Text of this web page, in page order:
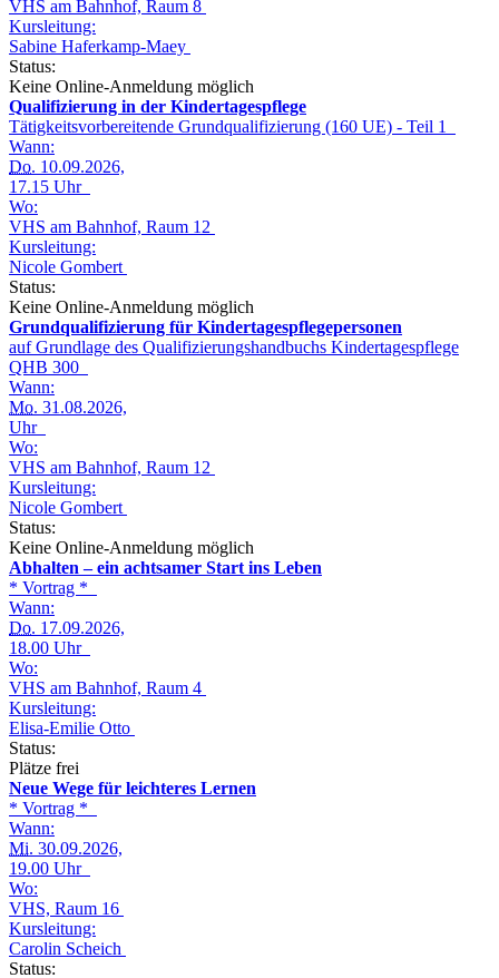
VHS am Bahnhof, Raum 8
Kursleitung:
Sabine Haferkamp-Maey
Status:
Keine Online-Anmeldung möglich
Qualifizierung in der Kindertagespflege
Tätigkeitsvorbereitende Grundqualifizierung (160 UE) - Teil 1
Wann:
Do. 10.09.2026,
17.15 Uhr
Wo:
VHS am Bahnhof, Raum 12
Kursleitung:
Nicole Gombert
Status:
Keine Online-Anmeldung möglich
Grundqualifizierung für Kindertagespflegepersonen
auf Grundlage des Qualifizierungshandbuchs Kindertagespflege
QHB 300
Wann:
Mo. 31.08.2026,
Uhr
Wo:
VHS am Bahnhof, Raum 12
Kursleitung:
Nicole Gombert
Status:
Keine Online-Anmeldung möglich
Abhalten – ein achtsamer Start ins Leben
* Vortrag *
Wann:
Do. 17.09.2026,
18.00 Uhr
Wo:
VHS am Bahnhof, Raum 4
Kursleitung:
Elisa-Emilie Otto
Status:
Plätze frei
Neue Wege für leichteres Lernen
* Vortrag *
Wann:
Mi. 30.09.2026,
19.00 Uhr
Wo:
VHS, Raum 16
Kursleitung:
Carolin Scheich
Status: